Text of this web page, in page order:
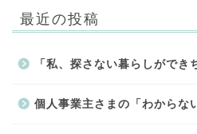
最近の投稿
「私、探さない暮らしができ
個人事業主さまの「わからな